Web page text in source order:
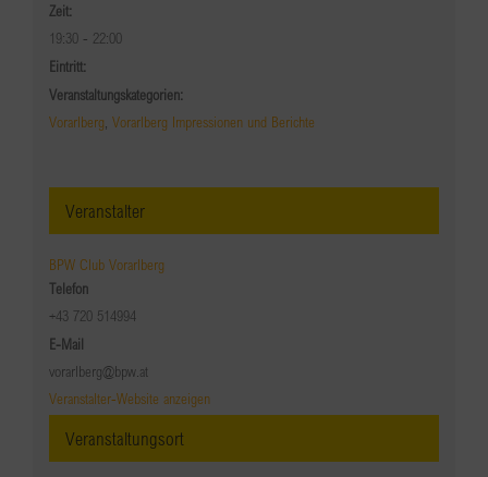
Zeit:
19:30 - 22:00
Eintritt:
Veranstaltungskategorien:
Vorarlberg, Vorarlberg Impressionen und Berichte
Veranstaltungsort
Veranstalter
BPW Club Vorarlberg
Telefon
+43 720 514994
E-Mail
vorarlberg@bpw.at
Veranstalter-Website anzeigen